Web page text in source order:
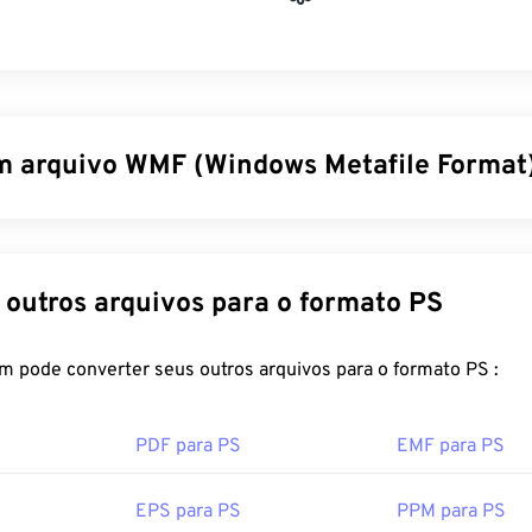
arquivo WMF (Windows Metafile
gráficos entre aplicativos Microsoft. O WMF é o precursor
Metafile (EMF) de 32 bits.
um arquivo WMF?
Suite
. Outro programa popular que pode abrir WMF
alternativo para experimentar é o
, que é
Converter outros arquivos para o formato PS
FreeConvert.com pode converter seus outros arquivos para o formato PS :
PDF para PS EMF para PS
EPS para PS PPM para PS